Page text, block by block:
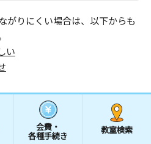
がりにくい場合は、以下からも
い
会費・
各種手続き
教室検索